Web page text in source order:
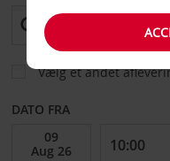
Vælg et andet
DATO FRA